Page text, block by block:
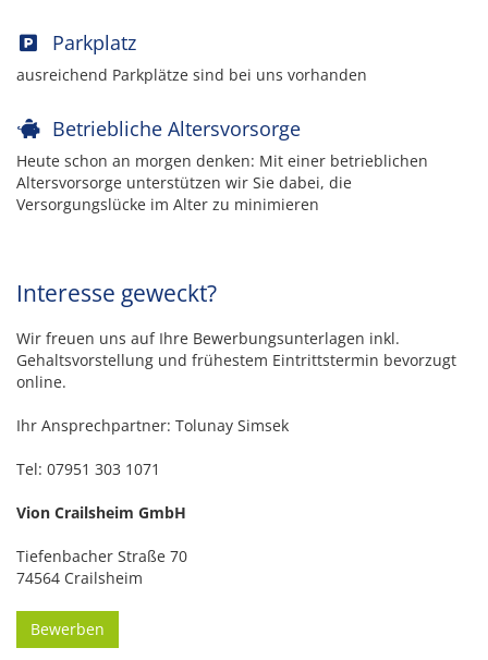
Parkplatz
ausreichend Parkplätze sind bei uns vorhanden
Betriebliche Altersvorsorge
Heute schon an morgen denken: Mit einer betrieblichen
Altersvorsorge unterstützen wir Sie dabei, die
Versorgungslücke im Alter zu minimieren
Interesse geweckt?
Wir freuen uns auf Ihre Bewerbungsunterlagen inkl.
Gehaltsvorstellung und frühestem Eintrittstermin bevorzugt
online.
Ihr Ansprechpartner: Tolunay Simsek
Tel: 07951 303 1071
Vion Crailsheim GmbH
Tiefenbacher Straße 70
74564 Crailsheim
Bewerben